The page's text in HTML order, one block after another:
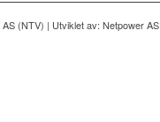
(NTV) | Utviklet av: Netpower AS